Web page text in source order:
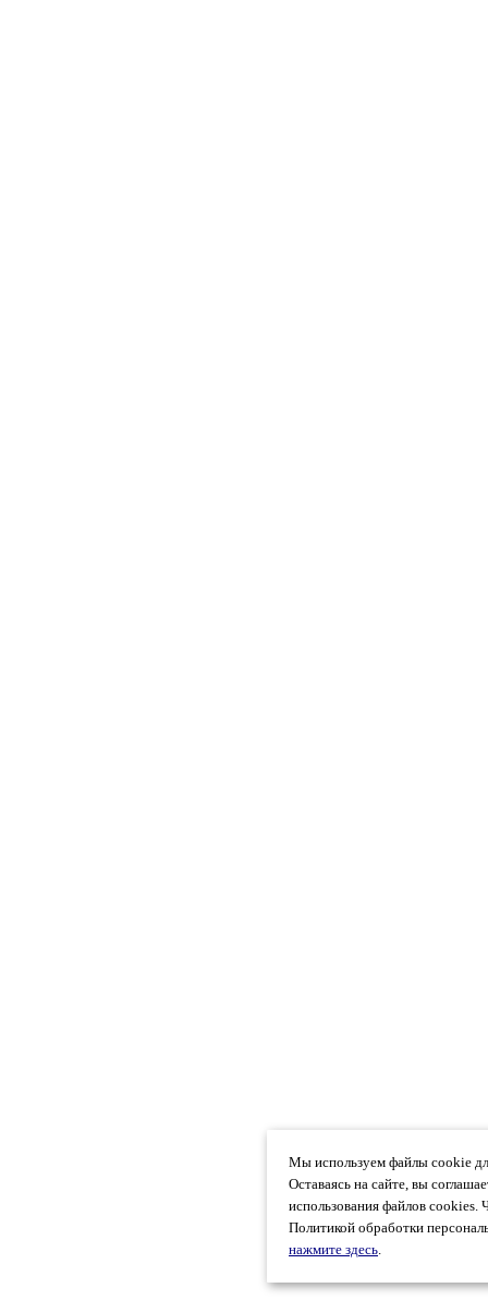
Мы используем файлы cookie
Оставаясь на сайте, вы
использования файлов cookies.
Политикой обработки
нажмите здесь.